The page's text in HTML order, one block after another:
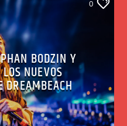
0
BODZIN Y
NUEVOS
DREAMBEACH